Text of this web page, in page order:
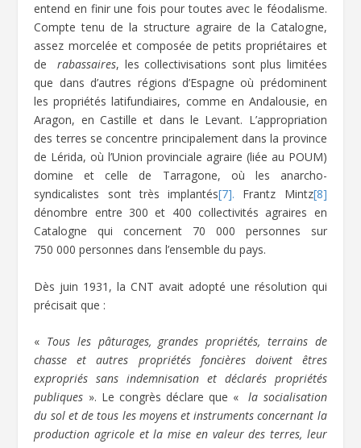
entend en finir une fois pour toutes avec le féodalisme.
Compte tenu de la structure agraire de la Catalogne,
assez morcelée et composée de petits propriétaires et
derabassaires, les collectivisations sont plus limitées
que dans d’autres régions d’Espagne où prédominent
les propriétés latifundiaires, comme en Andalousie, en
Aragon, en Castille et dans le Levant. L’appropriation
des terres se concentre principalement dans la province
de Lérida, où l’Union provinciale agraire (liée au POUM)
domine et celle de Tarragone, où les anarcho-
syndicalistes sont très implantés[7]. Frantz Mintz[8]
dénombre entre 300 et 400 collectivités agraires en
Catalogne qui concernent 70 000 personnes sur
750 000 personnes dans l’ensemble du pays.
Dès juin 1931, la CNT avait adopté une résolution qui
précisait que :
« Tous les pâturages, grandes propriétés, terrains de
chasse et autres propriétés foncières doivent êtres
expropriés sans indemnisation et déclarés propriétés
publiques ». Le congrès déclare que «la socialisation
du sol et de tous les moyens et instruments concernant la
production agricole et la mise en valeur des terres, leur